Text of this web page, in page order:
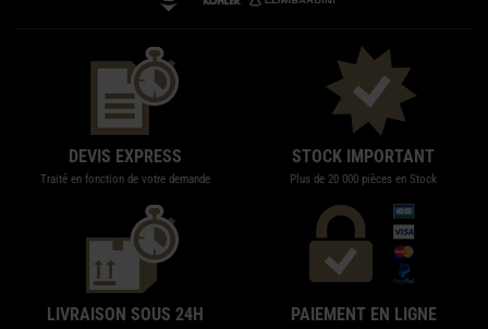
DEVIS EXPRESS
Traité en fonction de votre demande
STOCK IMPORTANT
Plus de 20 000 pièces en Stock
LIVRAISON SOUS 24H PAIEMENT EN LIGNE